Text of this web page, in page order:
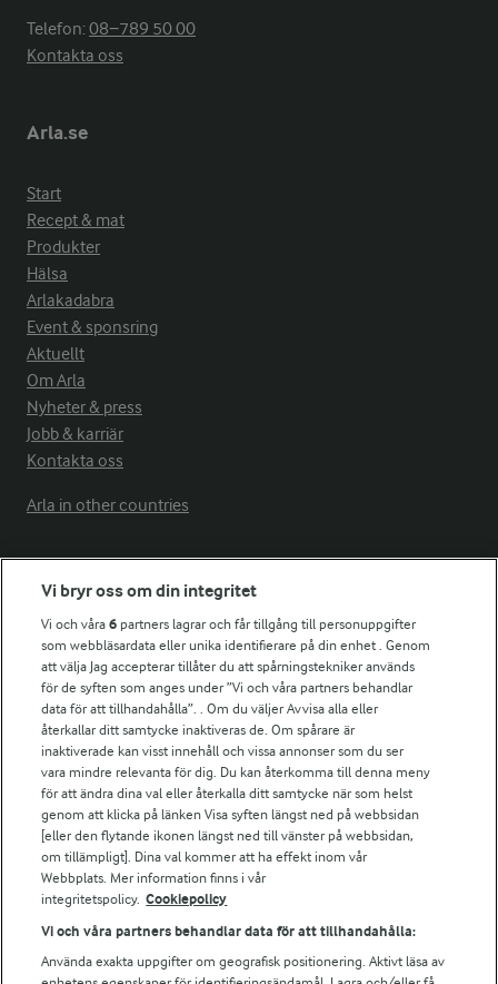
Telefon:08−789 50 00
Kontakta oss
Arla.se
Start
Recept & mat
Produkter
Hälsa
Arlakadabra
Event & sponsring
Aktuellt
Om Arla
Nyheter & press
Jobb & karriär
Kontakta oss
Arla in other countries
Fler Arlasajter
För ägare
Arlas kundportal
Arla.com
Falbygdens Ost
Arla webbshop
Bildbank
Följ oss
Vi bryr oss om din integritet
Vi och våra6 partners lagrar och får tillgång till personuppgifter
som webbläsardata eller unika identifierare på din enhet . Genom
att välja Jag accepterar tillåter du att spårningstekniker används
för de syften som anges under ”Vi och våra partners behandlar
data för att tillhandahålla”. . Om du väljer Avvisa alla eller
återkallar ditt samtycke inaktiveras de. Om spårare är
inaktiverade kan visst innehåll och vissa annonser som du ser
vara mindre relevanta för dig. Du kan återkomma till denna meny
för att ändra dina val eller återkalla ditt samtycke när som helst
genom att klicka på länken Visa syften längst ned på webbsidan
[eller den flytande ikonen längst ned till vänster på webbsidan,
om tillämpligt]. Dina val kommer att ha effekt inom vår
Webbplats. Mer information finns i vår
integritetspolicy. Cookiepolicy
Vi och våra partners behandlar data för att tillhandahålla:
Använda exakta uppgifter om geografisk positionering. Aktivt läsa av